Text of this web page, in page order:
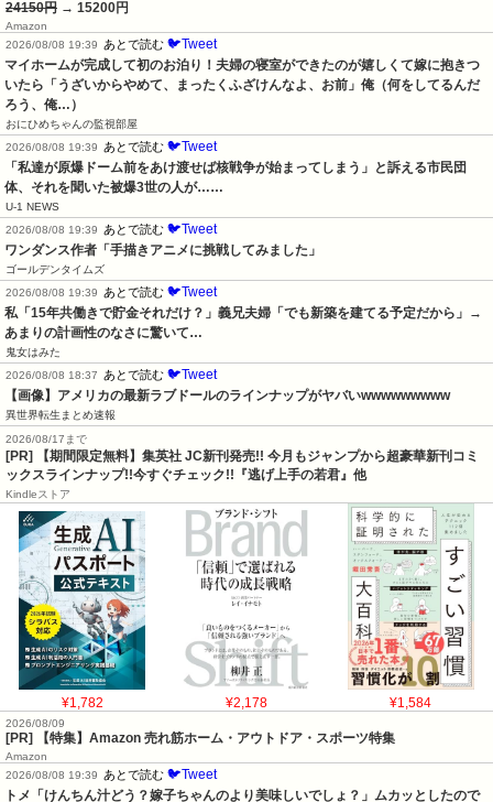
24150円 → 15200円
Amazon
2026/08/08 19:39
あとで読む 🐦Tweet
マイホームが完成して初のお泊り！夫婦の寝室ができたのが嬉しくて嫁に抱きつ
いたら「うざいからやめて、まったくふざけんなよ、お前」俺（何をしてるんだ
ろう、俺…）
おにひめちゃんの監視部屋
2026/08/08 19:39
あとで読む 🐦Tweet
「私達が原爆ドーム前をあけ渡せば核戦争が始まってしまう」と訴える市民団
体、それを聞いた被爆3世の人が……
U-1 NEWS
2026/08/08 19:39
あとで読む 🐦Tweet
ワンダンス作者「手描きアニメに挑戦してみました」
ゴールデンタイムズ
2026/08/08 19:39
あとで読む 🐦Tweet
私「15年共働きで貯金それだけ？」義兄夫婦「でも新築を建てる予定だから」→
あまりの計画性のなさに驚いて…
鬼女はみた
2026/08/08 18:37
あとで読む 🐦Tweet
【画像】アメリカの最新ラブドールのラインナップがヤバいwwwwwwwww
異世界転生まとめ速報
2026/08/17まで
[PR] 【期間限定無料】集英社 JC新刊発売!! 今月もジャンプから超豪華新刊コミ
ックスラインナップ!!今すぐチェック!!『逃げ上手の若君』他
Kindleストア
¥1,782 ¥2,178 ¥1,584
2026/08/09
[PR] 【特集】Amazon 売れ筋ホーム・アウトドア・スポーツ特集
Amazon
2026/08/08 19:39 あとで読む 🐦Tweet
トメ「けんちん汁どう？嫁子ちゃんのより美味しいでしょ？」ムカッとしたので